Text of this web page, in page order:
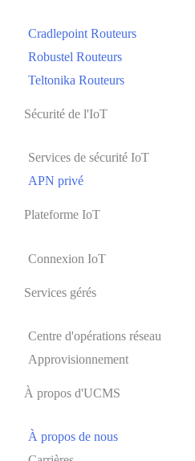
Cradlepoint Routeurs
Robustel Routeurs
Teltonika Routeurs
Sécurité de l'IoT
Services de sécurité IoT
APN privé
Plateforme IoT
Connexion IoT
Services gérés
Centre d'opérations réseau
Approvisionnement
À propos d'UCMS
À propos de nous